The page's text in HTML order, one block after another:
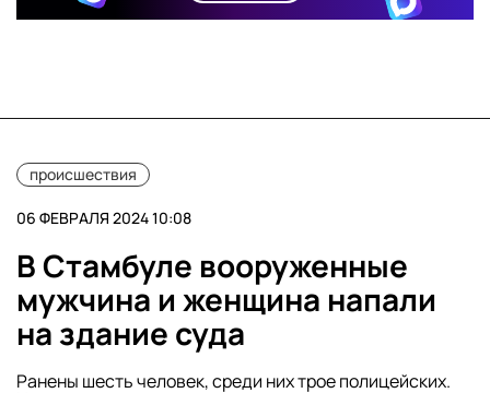
происшествия
06 ФЕВРАЛЯ 2024 10:08
В Стамбуле вооруженные
мужчина и женщина напали
на здание суда
Ранены шесть человек, среди них трое полицейских.